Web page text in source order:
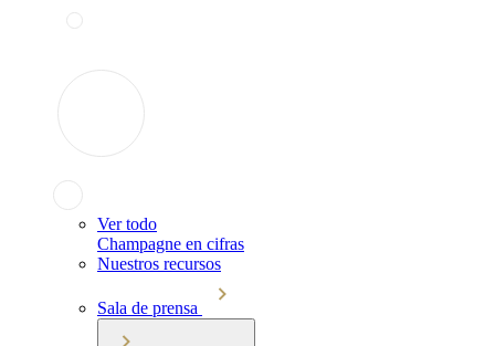
Ver todo
Champagne en cifras
Nuestros recursos
Sala de prensa